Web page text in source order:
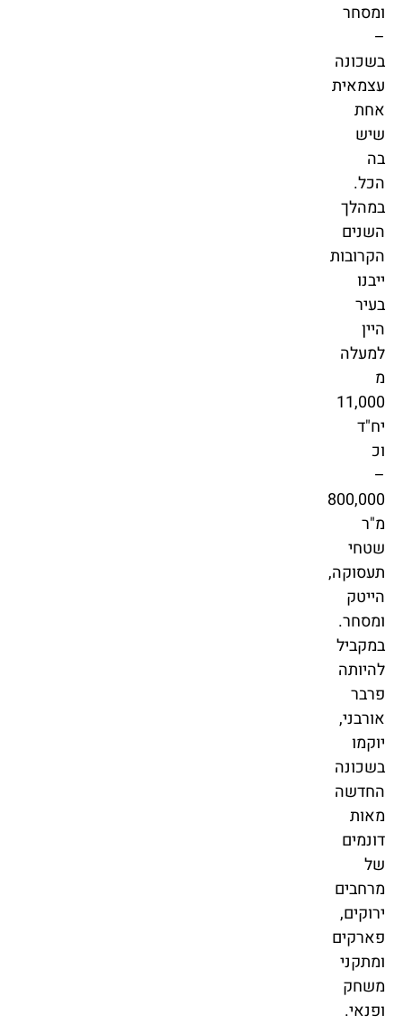
ומסחר
בשכונה
עצמאית
אחת
שיש
הכל.
במהלך
השנים
הקרובות
ייבנו
בעיר
היין
למעלה
11,000
יח"ד
800,000
מ"ר
שטחי
תעסוקה,
הייטק
ומסחר.
במקביל
להיותה
פרבר
אורבני,
יוקמו
בשכונה
החדשה
מאות
דונמים
של
מרחבים
ירוקים,
פארקים
ומתקני
משחק
ופנאי.